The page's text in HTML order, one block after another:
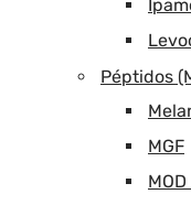
Péptidos
MGF